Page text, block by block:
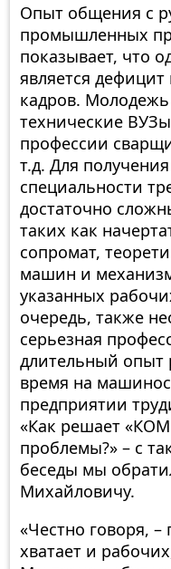
Опыт общения с
промышленных
показывает, что
является
кадров. Молодежь
технические
профессии
т.д. Для
специальности
достаточно
таких как
сопромат,
машин и
указанных
очередь, также
серьезная
длительный опыт
время на
предприятии
«Как решает
проблемы?» – с
беседы мы
Михайловичу.
«Честно говоря, –
хватает и